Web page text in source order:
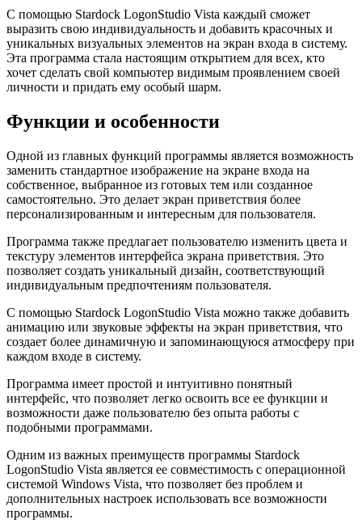
С помощью Stardock LogonStudio Vista каждый сможет
выразить свою индивидуальность и добавить красочных и
уникальных визуальных элементов на экран входа в систему.
Эта программа стала настоящим открытием для всех, кто
хочет сделать свой компьютер видимым проявлением своей
личности и придать ему особый шарм.
Функции и особенности
Одной из главных функций программы является возможность
заменить стандартное изображение на экране входа на
собственное, выбранное из готовых тем или созданное
самостоятельно. Это делает экран приветствия более
персонализированным и интересным для пользователя.
Программа также предлагает пользователю изменить цвета и
текстуру элементов интерфейса экрана приветствия. Это
позволяет создать уникальный дизайн, соответствующий
индивидуальным предпочтениям пользователя.
С помощью Stardock LogonStudio Vista можно также добавить
анимацию или звуковые эффекты на экран приветствия, что
создает более динамичную и запоминающуюся атмосферу при
каждом входе в систему.
Программа имеет простой и интуитивно понятный
интерфейс, что позволяет легко освоить все ее функции и
возможности даже пользователю без опыта работы с
подобными программами.
Одним из важных преимуществ программы Stardock
LogonStudio Vista является ее совместимость с операционной
системой Windows Vista, что позволяет без проблем и
дополнительных настроек использовать все возможности
программы.